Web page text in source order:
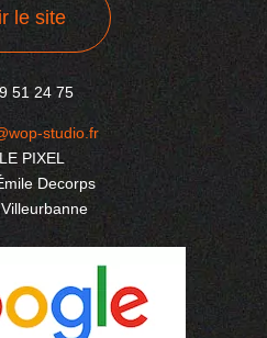
le site
51 24 75
studio.fr
PIXEL
Decorps